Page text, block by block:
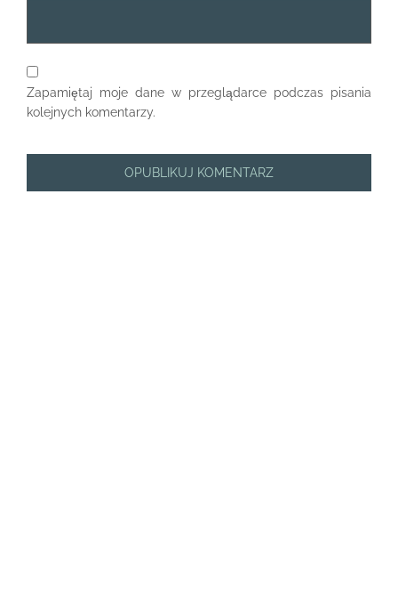
Zapamiętaj moje dane w przeglądarce podczas pisania
kolejnych komentarzy.